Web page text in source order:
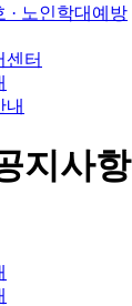
· 노인학대예방
센터
내
지사항